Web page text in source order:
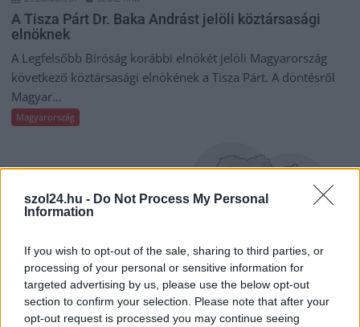
szol24.hu - Do Not Process My Personal
Information
If you wish to opt-out of the sale, sharing to third parties, or
processing of your personal or sensitive information for
targeted advertising by us, please use the below opt-out
section to confirm your selection. Please note that after your
opt-out request is processed you may continue seeing
A Tisza Párt Dr. Baka Andrást jelöli köztársasági
elnöknek
A Legfelsőbb Bíróság korábbi elnökét jelöli Magyarország
következő köztársasági elnökének a Tisza Párt. A döntésről
Magyar...
Magyarország